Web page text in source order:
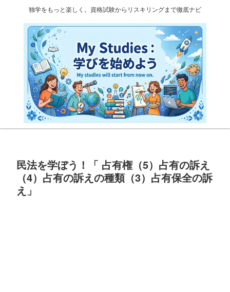
独学をもっと楽しく。資格試験からリスキリングまで徹底ナビ
民法を学ぼう！「 占有権（5）占有の訴え
（4）占有の訴えの種類（3）占有保全の訴
え」